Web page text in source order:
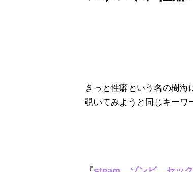
きっと性癖という名の樹海
覗いてみようと同じキーワ